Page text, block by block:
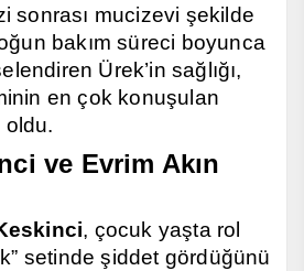
sonrası mucizevi şekilde
bakım süreci boyunca
Ürek’in sağlığı,
en çok konuşulan
oldu.
ve Evrim Akın
, çocuk yaşta rol
setinde şiddet gördüğünü